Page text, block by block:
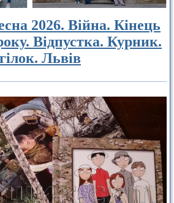
2026. Війна. Кінець
Відпустка. Курник.
Львів